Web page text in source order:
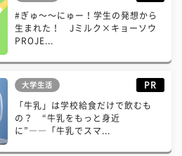
#ぎゅ〜〜にゅー！学生の発想から
生まれた！ Jミルク×キョーソウ
PROJE...
大学生活 PR
「牛乳」は学校給食だけで飲むも
の？ “牛乳をもっと身近
に”――「牛乳でスマ...